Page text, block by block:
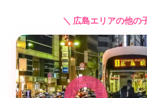
＼ 広島エリアの他の